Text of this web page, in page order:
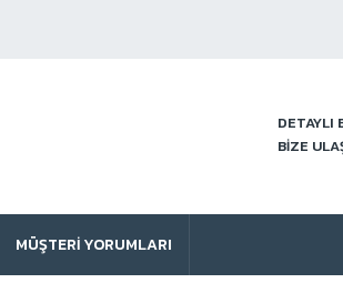
DETAYLI
BİZE
MÜŞTERI YORUMLARI